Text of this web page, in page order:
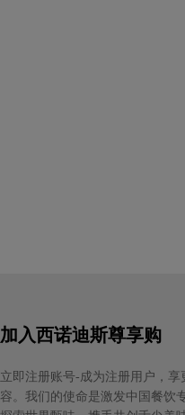
加入西诺迪斯尊享购
立即注册账号-成为注册用户，享
容。我们的使命是激发中国餐饮